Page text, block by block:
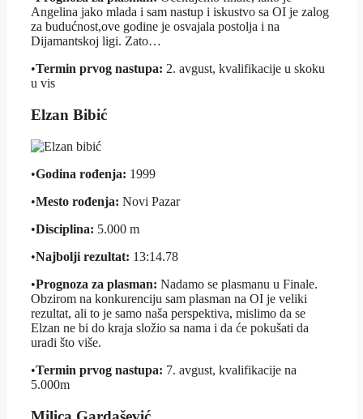
Angelina jako mlada i sam nastup i iskustvo sa OI je zalog
za budućnost,ove godine je osvajala postolja i na
Dijamantskoj ligi. Zato…
•Termin prvog nastupa: 2. avgust, kvalifikacije u skoku
u vis
Elzan Bibić
•Godina rođenja: 1999
•Mesto rođenja: Novi Pazar
•Disciplina: 5.000 m
•Najbolji rezultat: 13:14.78
•Prognoza za plasman: Nadamo se plasmanu u Finale.
Obzirom na konkurenciju sam plasman na OI je veliki
rezultat, ali to je samo naša perspektiva, mislimo da se
Elzan ne bi do kraja složio sa nama i da će pokušati da
uradi što više.
•Termin prvog nastupa: 7. avgust, kvalifikacije na
5.000m